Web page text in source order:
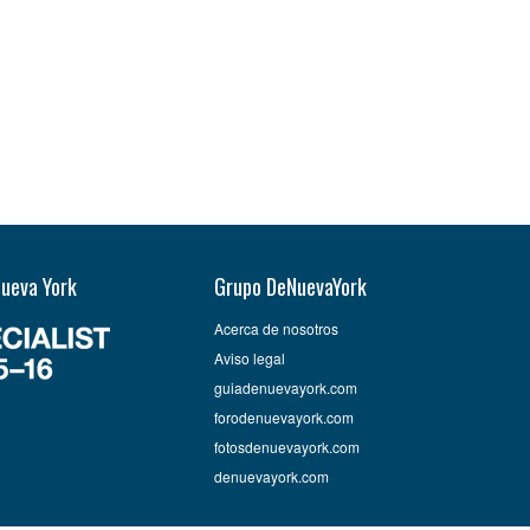
York Grupo DeNuevaYork
Acerca de nosotros
Aviso legal
guiadenuevayork.com
forodenuevayork.com
fotosdenuevayork.com
denuevayork.com